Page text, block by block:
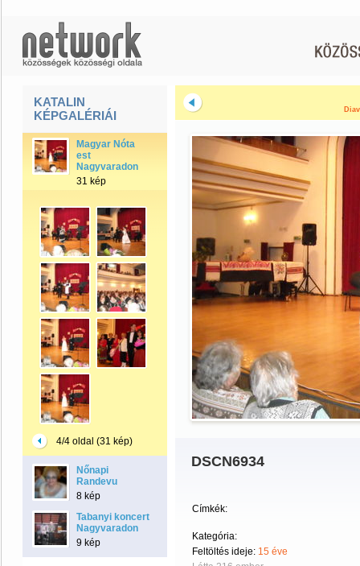
KATALIN
KÉPGALÉRIÁI
Magyar Nóta
est
Nagyvaradon
31 kép
4/4 oldal (31 kép)
Nőnapi
Randevu
8 kép
Tabanyi koncert
Nagyvaradon
9 kép
DSCN6934
Címkék:
Kategória:
Feltöltés ideje: 15 éve